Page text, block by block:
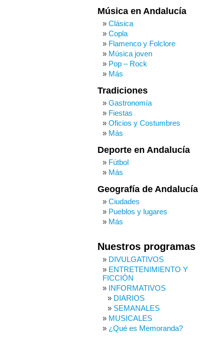
Música en Andalucía
Clásica
Copla
Flamenco y Folclore
Música joven
Pop – Rock
Más
Tradiciones
Gastronomía
Fiestas
Oficios y Costumbres
Más
Deporte en Andalucía
Fútbol
Más
Geografía de Andalucía
Ciudades
Pueblos y lugares
Más
Nuestros programas
DIVULGATIVOS
ENTRETENIMIENTO Y
FICCIÓN
INFORMATIVOS
DIARIOS
SEMANALES
MUSICALES
¿Qué es Memoranda?